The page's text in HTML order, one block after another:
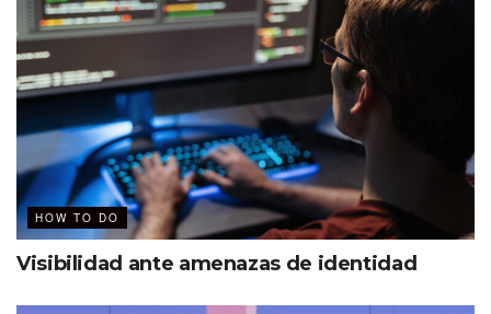
HOW TO DO
Visibilidad ante amenazas de identidad